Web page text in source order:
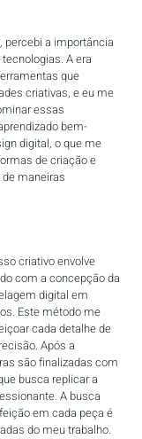
percebi a importância
A era
que
criativas, e eu me
essas
bem-
digital, o que me
de criação e
maneiras
criativo envolve
com a concepção da
digital em
Este método me
cada detalhe de
Após a
são finalizadas com
busca replicar a
A busca
em cada peça é
do meu trabalho.